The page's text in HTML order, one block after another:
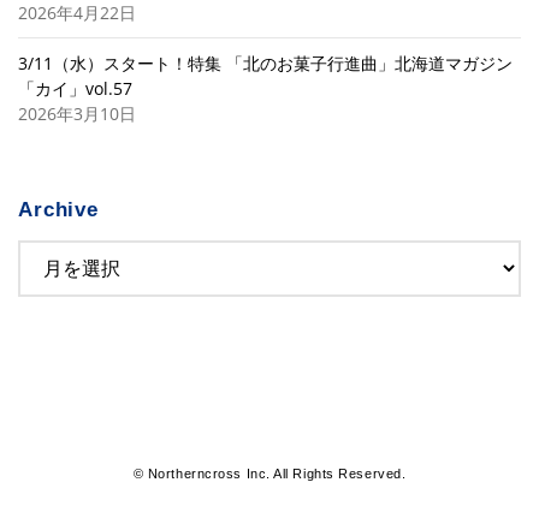
2026年4月22日
3/11（水）スタート！特集 「北のお菓子行進曲」北海道マガジン
「カイ」vol.57
2026年3月10日
Archive
© Northerncross Inc. All Rights Reserved.